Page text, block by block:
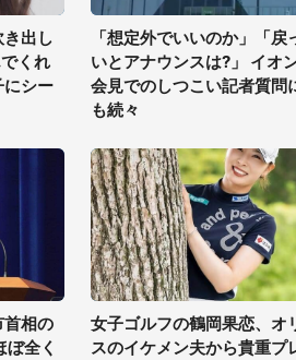
出し
くれ
にシー
「想定外でいいのか」「戻
いとアナウンスは?」 イオ
会見でのしつこい記者質問
も続々
首相の
ぼ全く
女子ゴルフの鶴岡果恋、オ
スのイケメン夫から貴重プ